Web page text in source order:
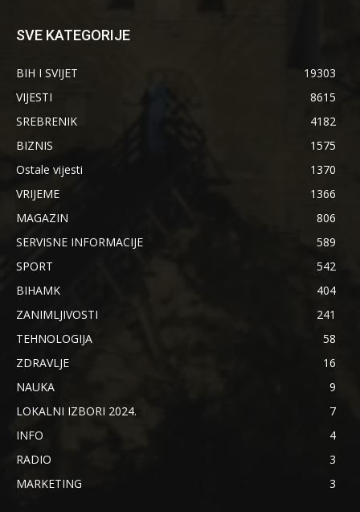
SVE KATEGORIJE
BIH I SVIJET
19303
VIJESTI
8615
SREBRENIK
4182
BIZNIS
1575
Ostale vijesti
1370
VRIJEME
1366
MAGAZIN
806
SERVISNE INFORMACIJE
589
SPORT
542
BIHAMK
404
ZANIMLJIVOSTI
241
TEHNOLOGIJA
58
ZDRAVLJE
16
NAUKA
9
LOKALNI IZBORI 2024.
7
INFO
4
RADIO
3
MARKETING
3